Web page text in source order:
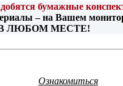
бятся бумажные
–на Вашем
ЛЮБОМ МЕСТЕ!
Ознакомиться